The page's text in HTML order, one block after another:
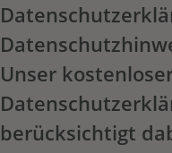
Unser
berücksichtigt